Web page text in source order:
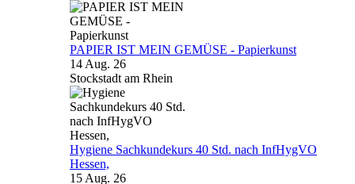
PAPIER IST MEIN GEMÜSE - Papierkunst
14 Aug. 26
Stockstadt am Rhein
Hygiene Sachkundekurs 40 Std. nach InfHygVO
Hessen,
15 Aug. 26